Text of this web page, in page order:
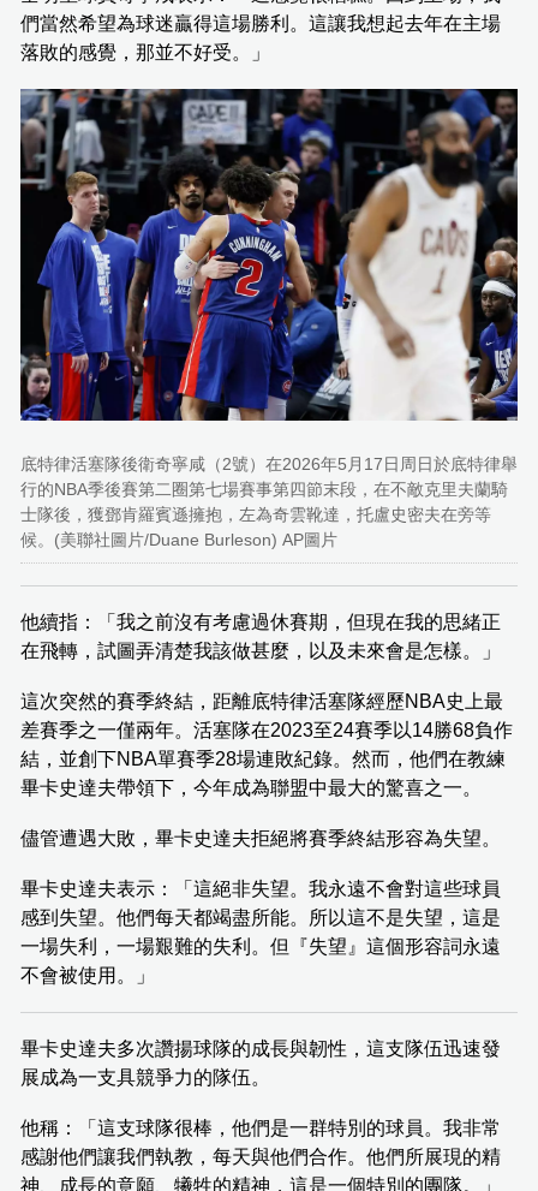
們當然希望為球迷贏得這場勝利。這讓我想起去年在主場
落敗的感覺，那並不好受。」
底特律活塞隊後衛奇寧咸（2號）在2026年5月17日周日於底特律舉
行的NBA季後賽第二圈第七場賽事第四節末段，在不敵克里夫蘭騎
士隊後，獲鄧肯羅賓遜擁抱，左為奇雲靴達，托盧史密夫在旁等
候。(美聯社圖片/Duane Burleson) AP圖片
他續指：「我之前沒有考慮過休賽期，但現在我的思緒正
在飛轉，試圖弄清楚我該做甚麼，以及未來會是怎樣。」
這次突然的賽季終結，距離底特律活塞隊經歷NBA史上最
差賽季之一僅兩年。活塞隊在2023至24賽季以14勝68負作
結，並創下NBA單賽季28場連敗紀錄。然而，他們在教練
畢卡史達夫帶領下，今年成為聯盟中最大的驚喜之一。
儘管遭遇大敗，畢卡史達夫拒絕將賽季終結形容為失望。
畢卡史達夫表示：「這絕非失望。我永遠不會對這些球員
感到失望。他們每天都竭盡所能。所以這不是失望，這是
一場失利，一場艱難的失利。但『失望』這個形容詞永遠
不會被使用。」
畢卡史達夫多次讚揚球隊的成長與韌性，這支隊伍迅速發
展成為一支具競爭力的隊伍。
他稱：「這支球隊很棒，他們是一群特別的球員。我非常
感謝他們讓我們執教，每天與他們合作。他們所展現的精
神、成長的意願、犧牲的精神，這是一個特別的團隊。」